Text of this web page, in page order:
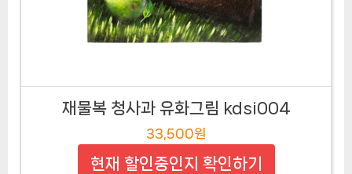
재물복 청사과 유화그림 kdsi004
33,500원
현재 할인중인지 확인하기